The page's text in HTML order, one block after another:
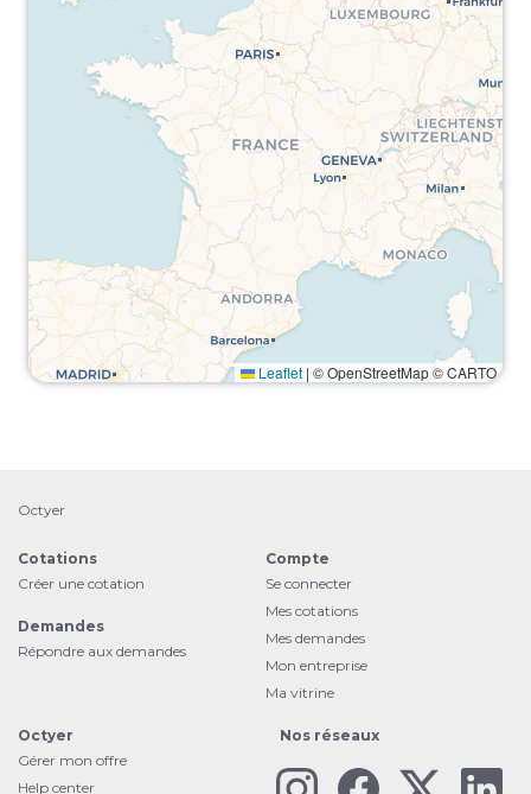
Leaflet | © OpenStreetMap © CARTO
Octyer
Cotations
Créer une cotation
Demandes
Répondre aux demandes
Compte
Se connecter
Mes cotations
Mes demandes
Mon entreprise
Ma vitrine
Octyer
Gérer mon offre
Help center
Nos réseaux